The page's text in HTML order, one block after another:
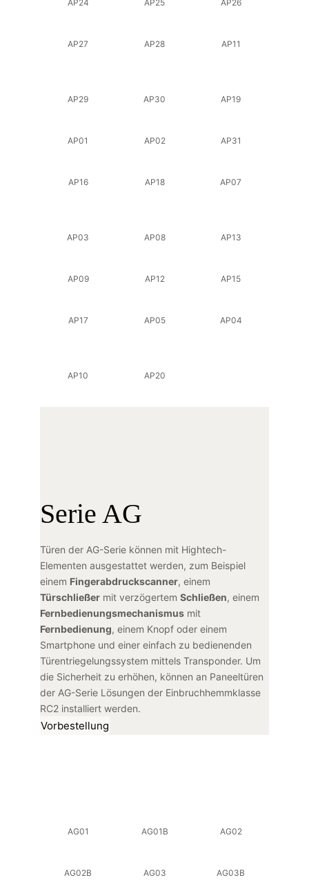
AP24 AP25 AP26
AP27 AP28 AP11
AP29 AP30 AP19
AP01 AP02 AP31
AP16 AP18 AP07
AP03 AP08 AP13
AP09 AP12 AP15
AP17 AP05 AP04
AP10 AP20
Serie AG
Türen der AG-Serie können mit Hightech-
Elementen ausgestattet werden, zum Beispiel
einem Fingerabdruckscanner, einem
Türschließer mit verzögertem Schließen, einem
Fernbedienungsmechanismus mit
Fernbedienung, einem Knopf oder einem
Smartphone und einer einfach zu bedienenden
Türentriegelungssystem mittels Transponder. Um
die Sicherheit zu erhöhen, können an Paneeltüren
der AG-Serie Lösungen der Einbruchhemmklasse
RC2 installiert werden.
Vorbestellung
AG01 AG01B AG02
AG02B AG03 AG03B